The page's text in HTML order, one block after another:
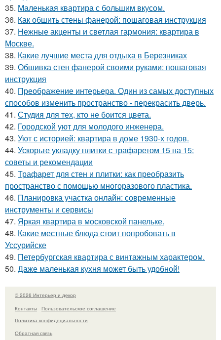
35. Маленькая квартира с большим вкусом.
36. Как обшить стены фанерой: пошаговая инструкция
37. Нежные акценты и светлая гармония: квартира в
Москве.
38. Какие лучшие места для отдыха в Березниках
39. Обшивка стен фанерой своими руками: пошаговая
инструкция
40. Преображение интерьера. Один из самых доступных
способов изменить пространство - перекрасить дверь.
41. Студия для тех, кто не боится цвета.
42. Городской уют для молодого инженера.
43. Уют с историей: квартира в доме 1930-х годов.
44. Ускорьте укладку плитки с трафаретом 15 на 15:
советы и рекомендации
45. Трафарет для стен и плитки: как преобразить
пространство с помощью многоразового пластика.
46. Планировка участка онлайн: современные
инструменты и сервисы
47. Яркая квартира в московской панельке.
48. Какие местные блюда стоит попробовать в
Уссурийске
49. Петербургская квартира с винтажным характером.
50. Даже маленькая кухня может быть удобной!
© 2026 Интерьер и декор
Контакты
Пользовательское соглашение
Политика конфидециальности
Обратная связь